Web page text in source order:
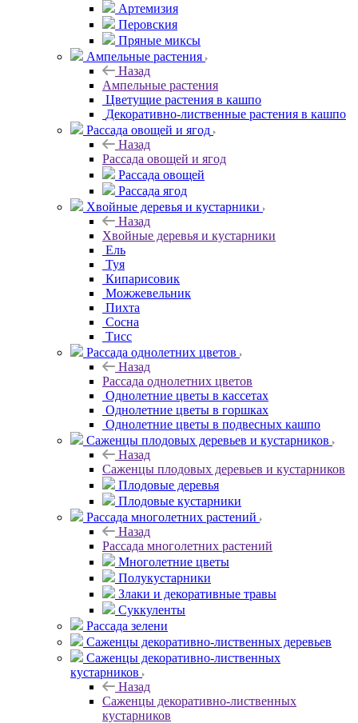
Артемизия
Перовския
Пряные миксы
Ампельные растения
Назад
Ампельные растения
Цветущие растения в кашпо
Декоративно-лиственные растения в кашпо
Рассада овощей и ягод
Назад
Рассада овощей и ягод
Рассада овощей
Рассада ягод
Хвойные деревья и кустарники
Назад
Хвойные деревья и кустарники
Ель
Туя
Кипарисовик
Можжевельник
Пихта
Сосна
Тисc
Рассада однолетних цветов
Назад
Рассада однолетних цветов
Однолетние цветы в кассетах
Однолетние цветы в горшках
Однолетние цветы в подвесных кашпо
Саженцы плодовых деревьев и кустарников
Назад
Саженцы плодовых деревьев и кустарников
Плодовые деревья
Плодовые кустарники
Рассада многолетних растений
Назад
Рассада многолетних растений
Многолетние цветы
Полукустарники
Злаки и декоративные травы
Суккуленты
Рассада зелени
Саженцы декоративно-лиственных деревьев
Саженцы декоративно-лиственных
кустарников
Назад
Саженцы декоративно-лиственных
кустарников